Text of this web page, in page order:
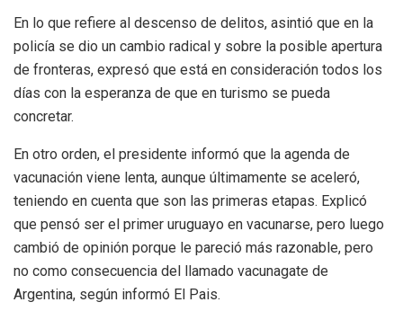
En lo que refiere al descenso de delitos, asintió que en la
policía se dio un cambio radical y sobre la posible apertura
de fronteras, expresó que está en consideración todos los
días con la esperanza de que en turismo se pueda
concretar.
En otro orden, el presidente informó que la agenda de
vacunación viene lenta, aunque últimamente se aceleró,
teniendo en cuenta que son las primeras etapas. Explicó
que pensó ser el primer uruguayo en vacunarse, pero luego
cambió de opinión porque le pareció más razonable, pero
no como consecuencia del llamado vacunagate de
Argentina, según informó El Pais.